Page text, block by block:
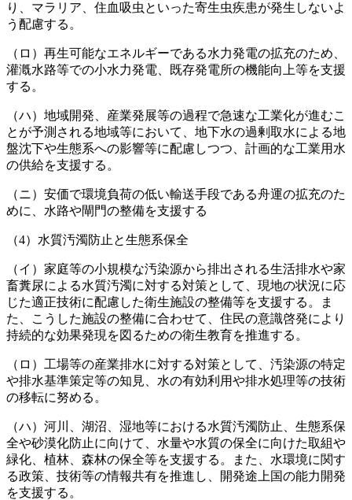
り、マラリア、住血吸虫といった寄生虫疾患が発生しないよ
う配慮する。
（ロ）再生可能なエネルギーである水力発電の拡充のため、
灌漑水路等での小水力発電、既存発電所の機能向上等を支援
する。
（ハ）地域開発、産業発展等の過程で急速な工業化が進むこ
とが予測される地域等において、地下水の過剰取水による地
盤沈下や生態系への影響等に配慮しつつ、計画的な工業用水
の供給を支援する。
（ニ）安価で環境負荷の低い輸送手段である舟運の拡充のた
めに、水路や閘門の整備を支援する
（4）水質汚濁防止と生態系保全
（イ）家庭等の小規模な汚染源から排出される生活排水や家
畜糞尿による水質汚濁に対する対策として、現地の状況に応
じた適正技術に配慮した衛生施設の整備等を支援する。ま
た、こうした施設の整備に合わせて、住民の意識啓発により
持続的な効果発現を図るための衛生教育を推進する。
（ロ）工場等の産業排水に対する対策として、汚染源の特定
や排水基準策定等の知見、水の有効利用や排水処理等の技術
の移転に努める。
（ハ）河川、湖沼、湿地等における水質汚濁防止、生態系保
全や砂漠化防止に向けて、水量や水質の保全に向けた取組や
緑化、植林、森林の保全等を支援する。また、水環境に関す
る政策、技術等の情報共有を推進し、開発途上国の能力開発
を支援する。